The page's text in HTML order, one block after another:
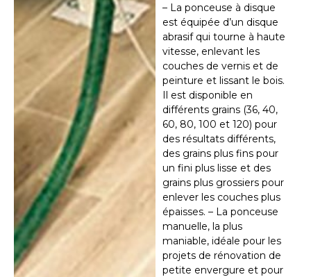
– La ponceuse à disque
est équipée d’un disque
abrasif qui tourne à haute
vitesse, enlevant les
couches de vernis et de
peinture et lissant le bois.
Il est disponible en
différents grains (36, 40,
60, 80, 100 et 120) pour
des résultats différents,
des grains plus fins pour
un fini plus lisse et des
grains plus grossiers pour
enlever les couches plus
épaisses. – La ponceuse
manuelle, la plus
maniable, idéale pour les
projets de rénovation de
petite envergure et pour